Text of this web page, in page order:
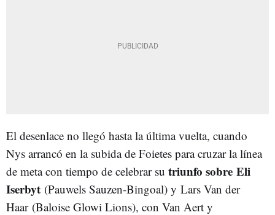
El desenlace no llegó hasta la última vuelta, cuando
Nys arrancó en la subida de Foietes para cruzar la línea
de meta con tiempo de celebrar su triunfo sobre Eli
Iserbyt (Pauwels Sauzen-Bingoal) y Lars Van der
Haar (Baloise Glowi Lions), con Van Aert y